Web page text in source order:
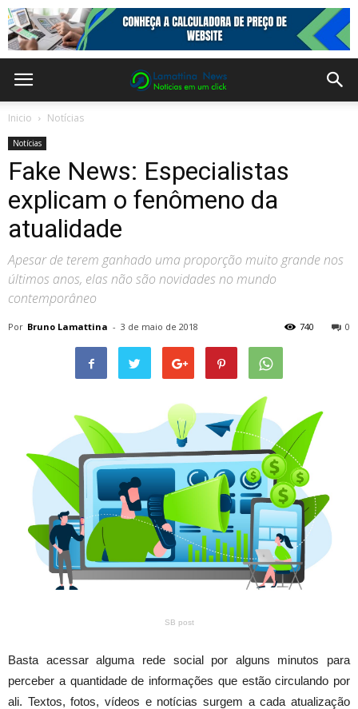
Inicio Notícias
Notícias
Fake News: Especialistas
explicam o fenômeno da
atualidade
Apesar de terem ganhado uma proporção muito grande nos
últimos anos, elas não são novidades no mundo
contemporâneo
Por Bruno Lamattina - 3 de maio de 2018 0
740
SB post
Basta acessar alguma rede social por alguns minutos para
perceber a quantidade de informações que estão circulando por
ali. Textos, fotos, vídeos e notícias surgem a cada atualização